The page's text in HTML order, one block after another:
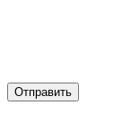
Отправить